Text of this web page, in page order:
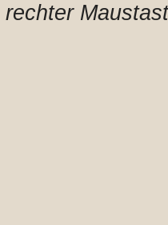
rechter